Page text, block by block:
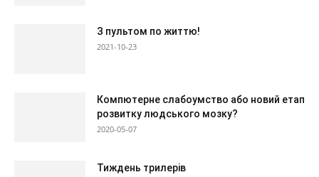
З пультом по життю!
2021-10-23
Компютерне слабоумство або новий етап
розвитку людського мозку?
2020-05-07
Тиждень трилерів